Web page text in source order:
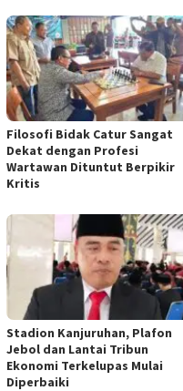
Filosofi Bidak Catur Sangat
Dekat dengan Profesi
Wartawan Dituntut Berpikir
Kritis
Stadion Kanjuruhan, Plafon
Jebol dan Lantai Tribun
Ekonomi Terkelupas Mulai
Diperbaiki